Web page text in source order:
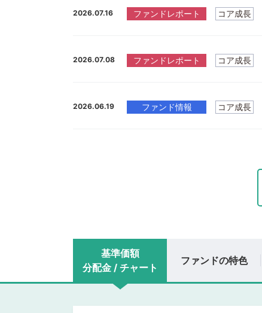
2026.07.16 ファンドレポート コア成長
2026.07.08 ファンドレポート コア成長
2026.06.19 ファンド情報 コア成長
基準価額
分配金 / チャート
ファンドの特色